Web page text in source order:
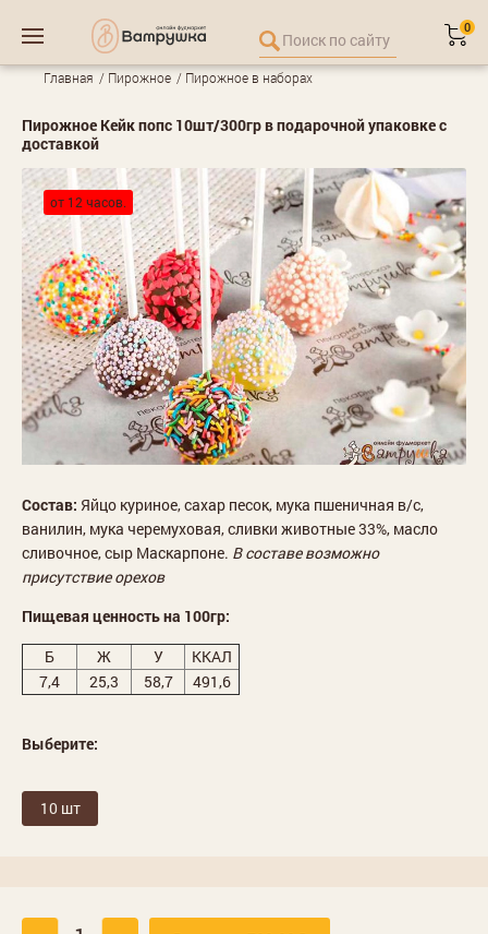
0
Главная Пирожное Пирожное в наборах
Пирожное Кейк попс 10шт/300гр в подарочной упаковке с
доставкой
от 12 часов.
Состав: Яйцо куриное, сахар песок, мука пшеничная в/с,
ванилин, мука черемуховая, сливки животные 33%, масло
сливочное, сыр Маскарпоне. В составе возможно
присутствие орехов
Пищевая ценность на 100гр:
Б
Ж У
ККАЛ
7,4
25,3 58,7 491,6
Выберите:
10 шт